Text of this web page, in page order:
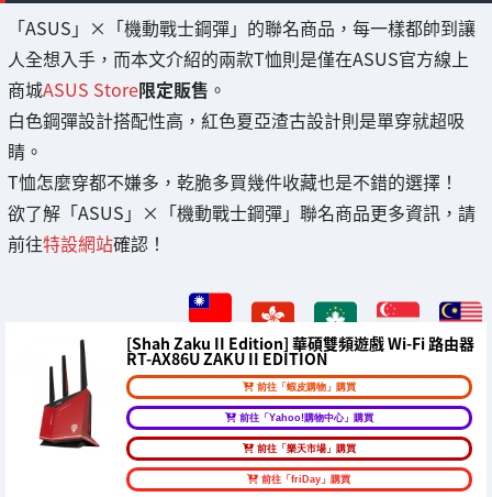
「ASUS」×「機動戰士鋼彈」的聯名商品，每一樣都帥到讓
人全想入手，而本文介紹的兩款T恤則是僅在ASUS官方線上
商城ASUS Store限定販售 。
白色鋼彈設計搭配性高，紅色夏亞渣古設計則是單穿就超吸
睛。
T恤怎麼穿都不嫌多，乾脆多買幾件收藏也是不錯的選擇！
欲了解「ASUS」×「機動戰士鋼彈」聯名商品更多資訊，請
前往特設網站確認！
[Shah Zaku II Edition] 華碩雙頻遊戲 Wi-Fi 路由器
RT-AX86U ZAKU II EDITION
前往「蝦皮購物」購買
前往「Yahoo!購物中心」購買
前往「樂天市場」購買
前往「friDay」購買